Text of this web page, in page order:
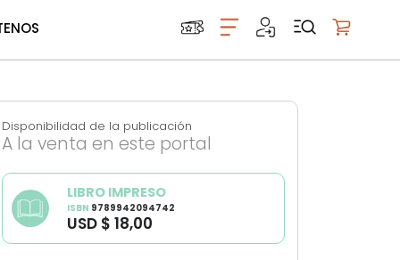
Disponibilidad de la publicación
A la venta en este portal
LIBRO IMPRESO
ISBN 9789942094742
USD $ 18,00